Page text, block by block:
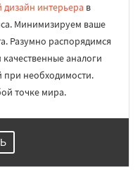
дизайн интерьера в
Минимизируем ваше
Разумно распорядимся
аналоги
при необходимости.
точке мира.